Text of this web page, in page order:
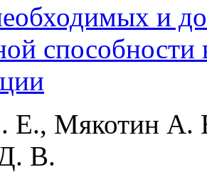
и
способности
Е., Мякотин
В.